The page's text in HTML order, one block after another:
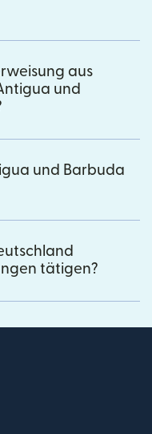
aus
und
und Barbuda
tätigen?